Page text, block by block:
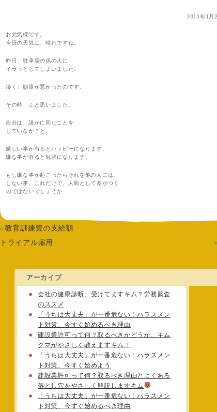
2011年1月
お元気様です。
今日の天気は、晴れですね。
昨日、駐車場の係の人に
イラっとしてしまいました。
凄く、態度が悪かったのです。
その時、ふと思いました。
自分は、誰かに同じことを
していなか？と。
嬉しい事が有るとハッピーになります。
嫌な事が有ると勉強になります。
もし嫌な事が起こったらそれを他の人には、
しない事。これだけで、人間として差がつく
のではないでしょうか
«教育訓練費の支給額
トライアル雇用
»
アーカイブ
会社の健康診断、受けてますキム？労務監査
のススメ
「うちは大丈夫」が一番危ない！ハラスメン
ト対策、今すぐ始めるべき理由
建設業許可って何？取るべきかどうか、キム
クマがやさしく教えますキム！
「うちは大丈夫」が一番危ない！ハラスメン
ト対策、今すぐ始めよう
建設業許可って何？取るべき理由とよくある
落とし穴をやさしく解説しますキム
「うちは大丈夫」が一番危ない！ハラスメン
ト対策、今すぐ始めるべき理由